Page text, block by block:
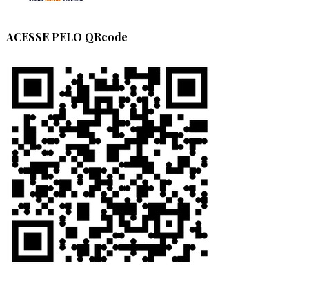
ACESSE PELO QRcode